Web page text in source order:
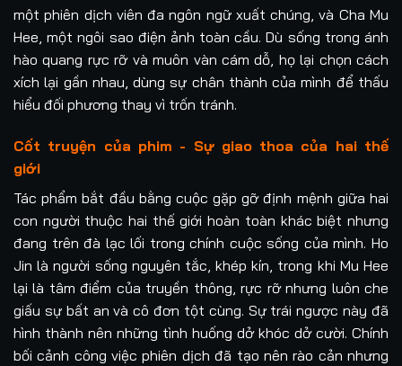
một phiên dịch viên đa ngôn ngữ xuất chúng, và Cha Mu
Hee, một ngôi sao điện ảnh toàn cầu. Dù sống trong ánh
hào quang rực rỡ và muôn vàn cám dỗ, họ lại chọn cách
xích lại gần nhau, dùng sự chân thành của mình để thấu
hiểu đối phương thay vì trốn tránh.
Cốt truyện của phim - Sự giao thoa của hai thế
giới
Tác phẩm bắt đầu bằng cuộc gặp gỡ định mệnh giữa hai
con người thuộc hai thế giới hoàn toàn khác biệt nhưng
đang trên đà lạc lối trong chính cuộc sống của mình. Ho
Jin là người sống nguyên tắc, khép kín, trong khi Mu Hee
lại là tâm điểm của truyền thông, rực rỡ nhưng luôn che
giấu sự bất an và cô đơn tột cùng. Sự trái ngược này đã
hình thành nên những tình huống dở khóc dở cười. Chính
bối cảnh công việc phiên dịch đã tạo nên rào cản nhưng